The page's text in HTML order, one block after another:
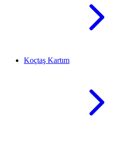
Koçtaş Kartım